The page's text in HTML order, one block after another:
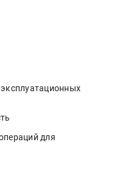
для